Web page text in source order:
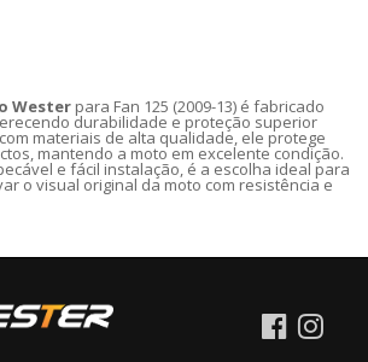
Wester para Fan 125 (2009-13) é fabricado
durabilidade e proteção superior
materiais de alta qualidade, ele protege
mantendo a moto em excelente condição.
e fácil instalação, é a escolha ideal para
o visual original da moto com resistência e